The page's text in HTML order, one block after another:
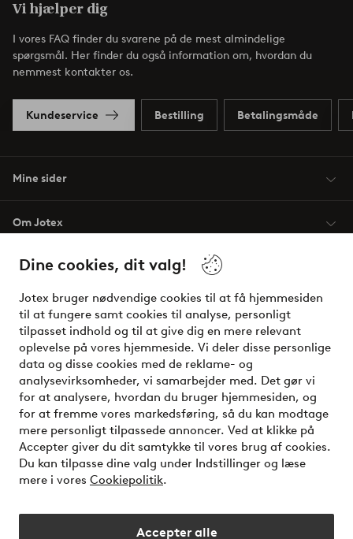
Dine cookies, dit valg!
Jotex bruger nødvendige cookies til at få hjemmesiden
til at fungere samt cookies til analyse, personligt
tilpasset indhold og til at give dig en mere relevant
oplevelse på vores hjemmeside. Vi deler disse personlige
data og disse cookies med de reklame- og
analysevirksomheder, vi samarbejder med. Det gør vi
for at analysere, hvordan du bruger hjemmesiden, og
for at fremme vores markedsføring, så du kan modtage
mere personligt tilpassede annoncer. Ved at klikke på
Accepter giver du dit samtykke til vores brug af cookies.
Du kan tilpasse dine valg under Indstillinger og læse
mere i vores Cookiepolitik.
Accepter alle
Vi hjælper dig
I vores FAQ finder du svarene på de mest almindelige
spørgsmål. Her finder du også information om, hvordan du
nemmest kontakter os.
Kundeservice Bestilling Betalingsmåde
Mine sider
Om Jotex
Vilkår
Venner
Sikre betalinger - betal nu eller del op
Vil du vide mere om vores betalingsmuligheder?
elpy